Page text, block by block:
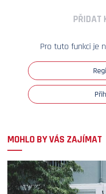
PŘIDAT
Pro tuto funkci je
MOHLO BY VÁS ZAJÍMAT